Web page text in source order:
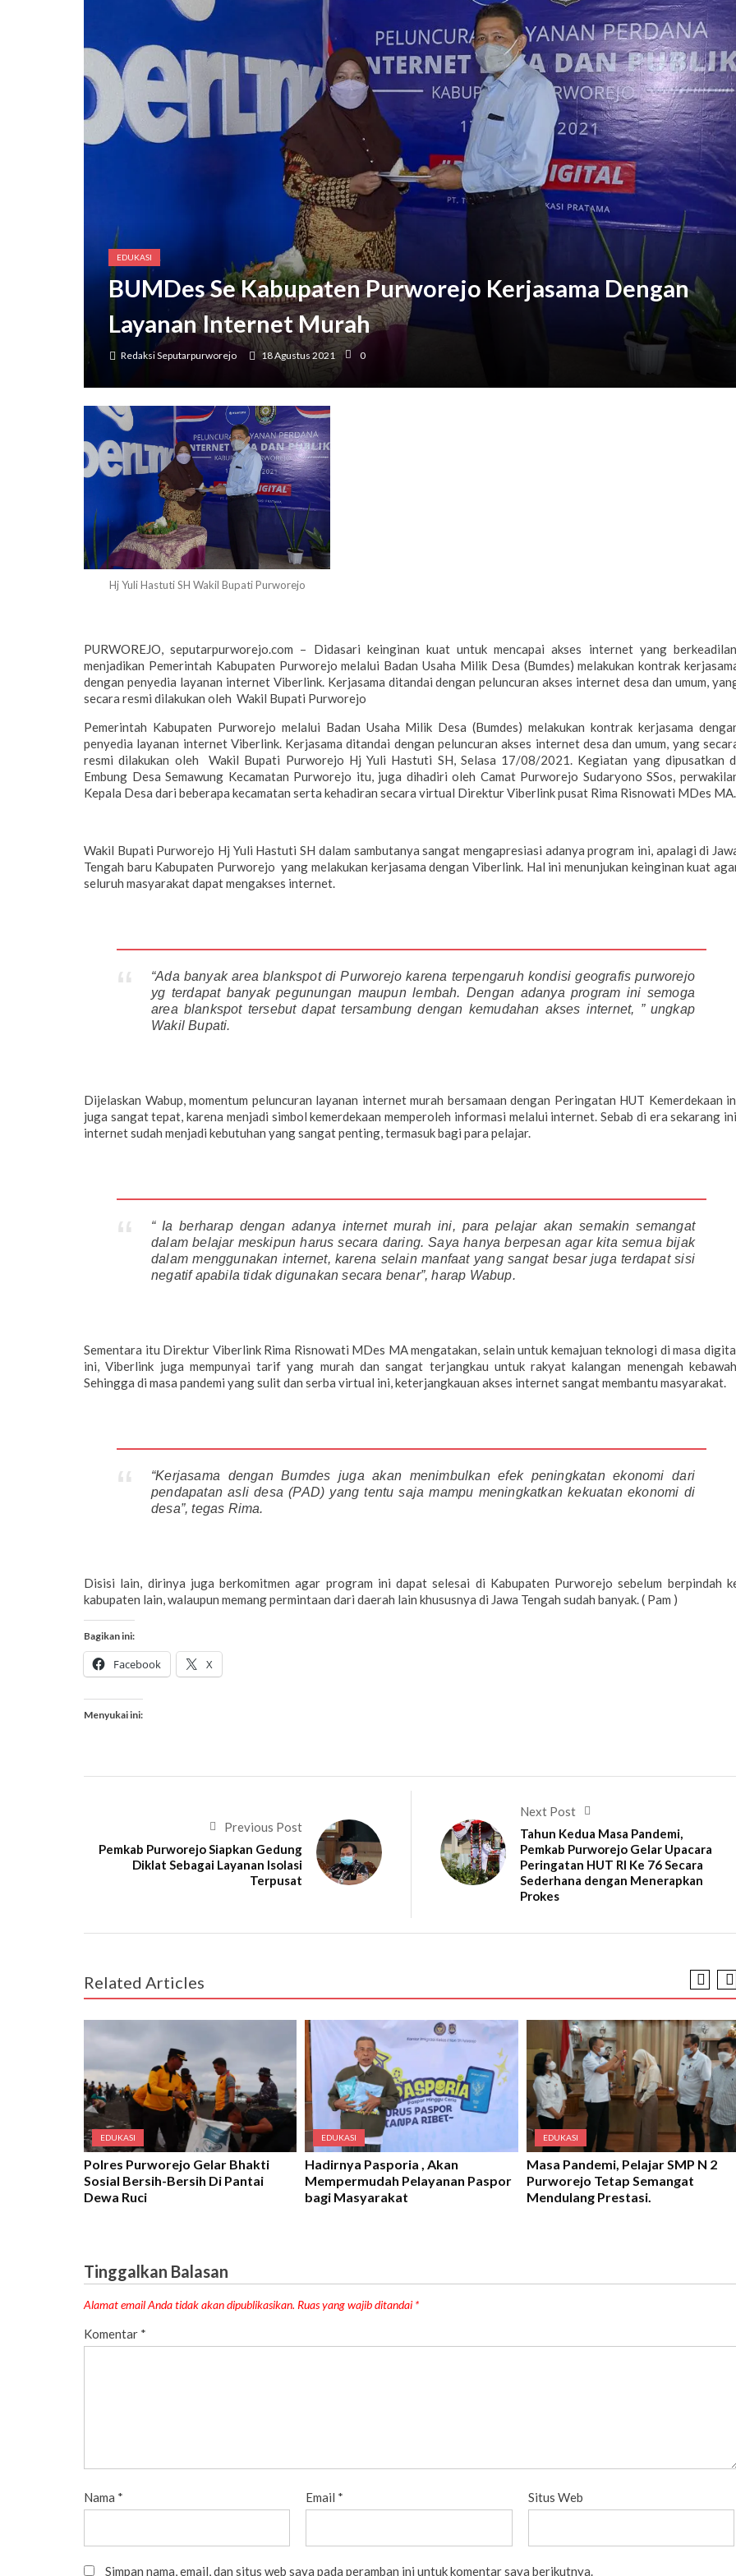
Bupati Purworejo Mengajak Masyarakat Wujudkan Lingkungan Ramah Anak Sejak Usia Dini
EDUKASI
BUMDes Se Kabupaten Purworejo Kerjasama Dengan
Layanan Internet Murah
Redaksi Seputarpurworejo 18 Agustus 2021 0
Hj Yuli Hastuti SH Wakil Bupati Purworejo
PURWOREJO, seputarpurworejo.com – Didasari keinginan kuat untuk mencapai akses internet yang
menjadikan Pemerintah Kabupaten Purworejo melalui Badan Usaha Milik Desa (Bumdes) melakukan kontrak
dengan penyedia layanan internet Viberlink. Kerjasama ditandai dengan peluncuran akses internet desa dan umum,
secara resmi dilakukan oleh Wakil Bupati Purworejo
Pemerintah Kabupaten Purworejo melalui Badan Usaha Milik Desa (Bumdes) melakukan kontrak kerjasama
penyedia layanan internet Viberlink. Kerjasama ditandai dengan peluncuran akses internet desa dan umum, yang
resmi dilakukan oleh Wakil Bupati Purworejo Hj Yuli Hastuti SH, Selasa 17/08/2021. Kegiatan yang dipusatkan
Embung Desa Semawung Kecamatan Purworejo itu, juga dihadiri oleh Camat Purworejo Sudaryono SSos,
Kepala Desa dari beberapa kecamatan serta kehadiran secara virtual Direktur Viberlink pusat Rima Risnowati MDes MA.
Wakil Bupati Purworejo Hj Yuli Hastuti SH dalam sambutanya sangat mengapresiasi adanya program ini, apalagi di
Tengah baru Kabupaten Purworejo yang melakukan kerjasama dengan Viberlink. Hal ini menunjukan keinginan kuat
seluruh masyarakat dapat mengakses internet.
“Ada banyak area blankspot di Purworejo karena terpengaruh kondisi geografis purworejo
yg terdapat banyak pegunungan maupun lembah. Dengan adanya program ini semoga
area blankspot tersebut dapat tersambung dengan kemudahan akses internet, ” ungkap
Wakil Bupati.
Dijelaskan Wabup, momentum peluncuran layanan internet murah bersamaan dengan Peringatan HUT Kemerdekaan
juga sangat tepat, karena menjadi simbol kemerdekaan memperoleh informasi melalui internet. Sebab di era sekarang
internet sudah menjadi kebutuhan yang sangat penting, termasuk bagi para pelajar.
“ Ia berharap dengan adanya internet murah ini, para pelajar akan semakin semangat
dalam belajar meskipun harus secara daring. Saya hanya berpesan agar kita semua bijak
dalam menggunakan internet, karena selain manfaat yang sangat besar juga terdapat sisi
negatif apabila tidak digunakan secara benar”, harap Wabup.
Sementara itu Direktur Viberlink Rima Risnowati MDes MA mengatakan, selain untuk kemajuan teknologi di masa
ini, Viberlink juga mempunyai tarif yang murah dan sangat terjangkau untuk rakyat kalangan menengah
Sehingga di masa pandemi yang sulit dan serba virtual ini, keterjangkauan akses internet sangat membantu masyarakat.
“Kerjasama dengan Bumdes juga akan menimbulkan efek peningkatan ekonomi dari
pendapatan asli desa (PAD) yang tentu saja mampu meningkatkan kekuatan ekonomi di
desa”, tegas Rima.
Disisi lain, dirinya juga berkomitmen agar program ini dapat selesai di Kabupaten Purworejo sebelum berpindah
kabupaten lain, walaupun memang permintaan dari daerah lain khususnya di Jawa Tengah sudah banyak. ( Pam )
Bagikan ini:
Facebook X
Menyukai ini:
Previous Post
Pemkab Purworejo Siapkan Gedung
Diklat Sebagai Layanan Isolasi
Terpusat
Next Post
Tahun Kedua Masa Pandemi,
Pemkab Purworejo Gelar Upacara
Peringatan HUT RI Ke 76 Secara
Sederhana dengan Menerapkan
Prokes
Related Articles
EDUKASI
Polres Purworejo Gelar Bhakti
Sosial Bersih-Bersih Di Pantai
Dewa Ruci
EDUKASI
Hadirnya Pasporia , Akan
Mempermudah Pelayanan Paspor
bagi Masyarakat
EDUKASI
Masa Pandemi, Pelajar SMP N 2
Purworejo Tetap Semangat
Mendulang Prestasi.
Tinggalkan Balasan
Alamat email Anda tidak akan dipublikasikan. Ruas yang wajib ditandai *
Komentar *
Nama * Email * Situs Web
Simpan nama, email, dan situs web saya pada peramban ini untuk komentar saya berikutnya.